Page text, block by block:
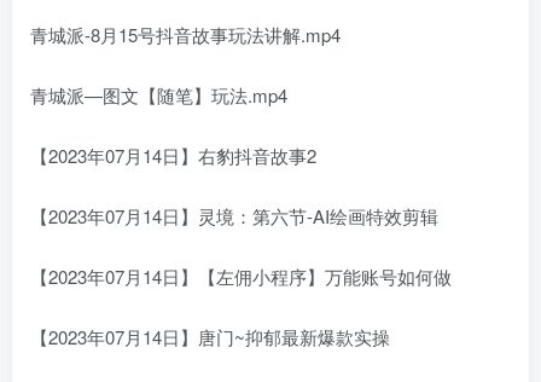
青城派-8月15号抖音故事玩法讲解.mp4
青城派—图文【随笔】玩法.mp4
【2023年07月14日】右豹抖音故事2
【2023年07月14日】灵境：第六节-AI绘画特效剪辑
【2023年07月14日】【左佣小程序】万能账号如何做
【2023年07月14日】唐门~抑郁最新爆款实操